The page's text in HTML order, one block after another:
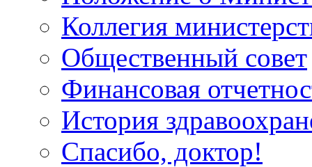
Коллегия
Общественный совет
Финансовая
История
Спасибо, доктор!